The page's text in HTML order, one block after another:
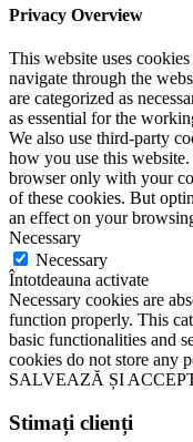
Privacy Overview
This website uses
navigate through the
are categorized as
as essential for the
We also use third-party
how you use this
browser only with your
of these cookies. But
an effect on your
Necessary
Necessary
Întotdeauna activate
Necessary cookies are
function properly. This
basic functionalities and
cookies do not store any
SALVEAZĂ ȘI
Stimați clienți